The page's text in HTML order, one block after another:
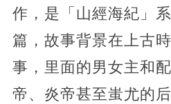
作，是「山經海紀」
篇，故事背景在上古
事，里面的男女主和
帝、炎帝甚至蚩尤的